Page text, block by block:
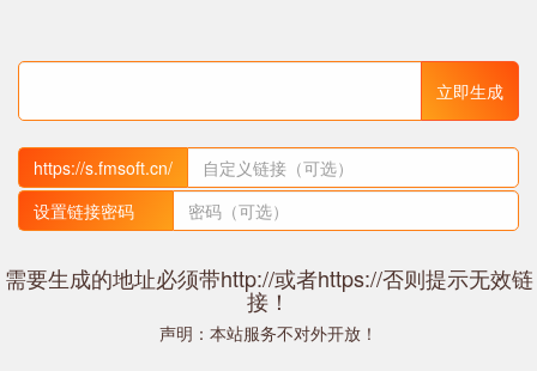
立即生成
https://s.fmsoft.cn/
设置链接密码
需要生成的地址必须带http://或者https://否则提示无效链
接！
声明：本站服务不对外开放！